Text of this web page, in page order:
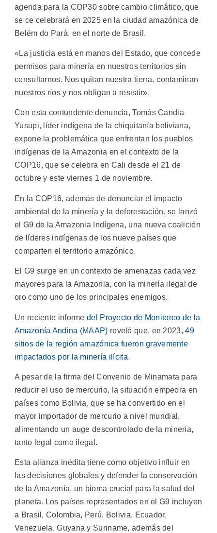
agenda para la COP30 sobre cambio climático, que
se ce celebrará en 2025 en la ciudad amazónica de
Belém do Pará, en el norte de Brasil.
«La justicia está en manos del Estado, que concede
permisos para minería en nuestros territorios sin
consultarnos. Nos quitan nuestra tierra, contaminan
nuestros ríos y nos obligan a resistir».
Con esta contundente denuncia, Tomás Candia
Yusupi, líder indígena de la chiquitanía boliviana,
expone la problemática que enfrentan los pueblos
indígenas de la Amazonia en el contexto de la
COP16, que se celebra en Cali desde el 21 de
octubre y este viernes 1 de noviembre.
En la COP16, además de denunciar el impacto
ambiental de la minería y la deforestación, se lanzó
el G9 de la Amazonia Indígena, una nueva coalición
de líderes indígenas de los nueve países que
comparten el territorio amazónico.
El G9 surge en un contexto de amenazas cada vez
mayores para la Amazonia, con la minería ilegal de
oro como uno de los principales enemigos.
Un reciente informedel Proyecto de Monitoreo de la
Amazonía Andina (MAAP) reveló que, en 2023,49
sitios de la región amazónica fueron gravemente
impactados por la minería ilícita.
A pesar de la firma del Convenio de Minamata para
reducir el uso de mercurio, la situación empeora en
países como Bolivia, que se ha convertido en el
mayor importador de mercurio a nivel mundial,
alimentando un auge descontrolado de la minería,
tanto legal como ilegal.
Esta alianza inédita tiene como objetivo influir en
las decisiones globales y defender la conservación
de la Amazonía, un bioma crucial para la salud del
planeta. Los países representados en el G9 incluyen
a Brasil, Colombia, Perú, Bolivia, Ecuador,
Venezuela, Guyana y Suriname, además del